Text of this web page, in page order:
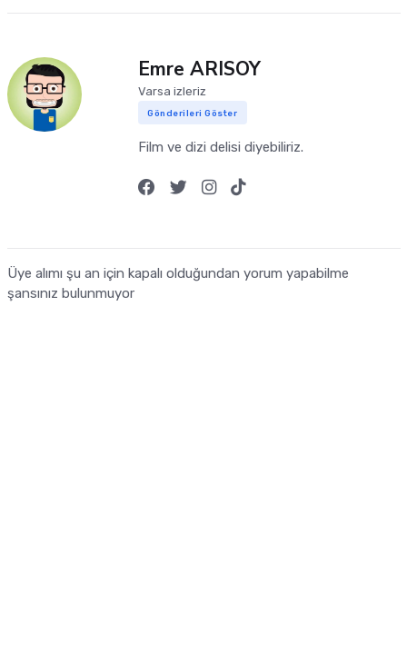
Emre ARISOY
Varsa izleriz
Gönderileri Göster
Film ve dizi delisi diyebiliriz.
Üye alımı şu an için kapalı olduğundan yorum yapabilme
şansınız bulunmuyor